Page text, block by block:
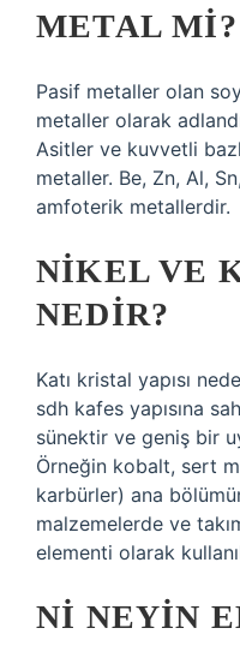
METAL MI?
Pasif metaller olan
metaller olarak
Asitler ve kuvvetli
metaller. Be, Zn, Al,
amfoterik metallerdir.
NIKEL VE
NEDIR?
Katı kristal yapısı
sdh kafes yapısına
sünektir ve geniş bir
Örneğin kobalt, sert
karbürler) ana
malzemelerde ve
elementi olarak
NI NEYIN